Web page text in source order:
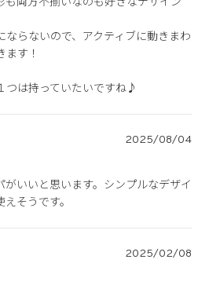
ならないので、アクティブに動きまわ
ます！
つは持っていたいですね♪
2025/08/04
がいいと思います。シンプルなデザイ
そうです。
2025/02/08